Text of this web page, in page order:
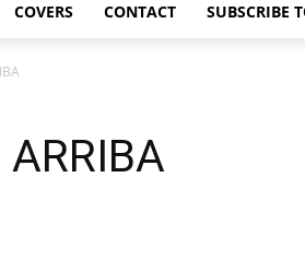
COVERS CONTACT SUBSCRIBE
ARRIBA